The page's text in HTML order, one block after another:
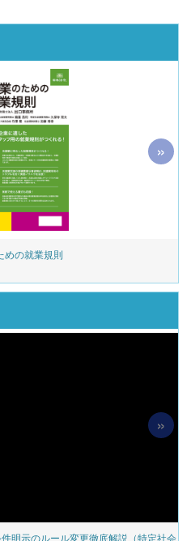
めの就業規則
»
明示のルール変更徹底解説（特定社会
»